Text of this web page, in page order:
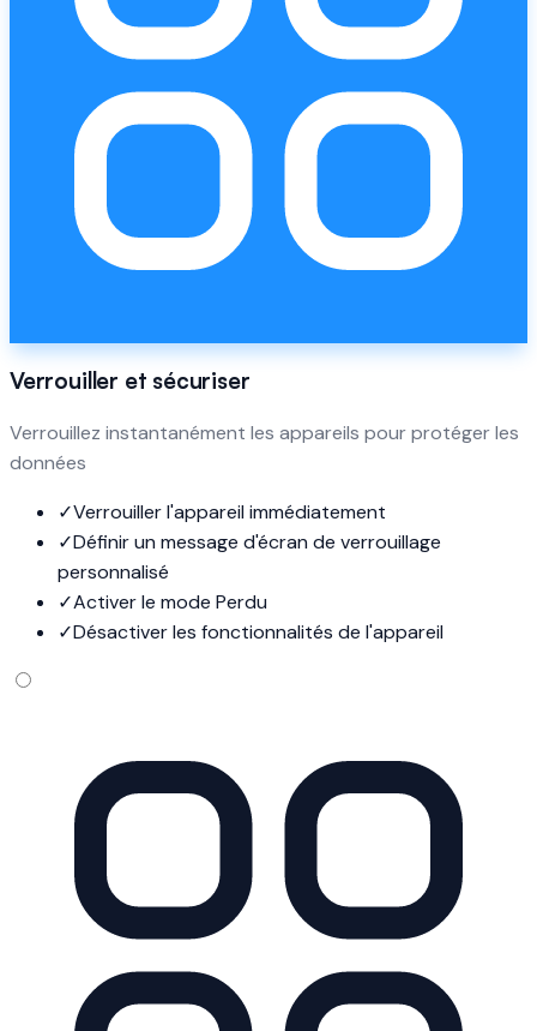
Verrouiller et sécuriser
Verrouillez instantanément les appareils pour protéger les
données
✓Verrouiller l'appareil immédiatement
✓Définir un message d'écran de verrouillage
personnalisé
✓Activer le mode Perdu
✓Désactiver les fonctionnalités de l'appareil